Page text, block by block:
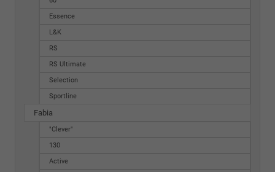
Essence
L&K
RS
RS Ultimate
Selection
Sportline
Fabia
"Clever"
130
Active